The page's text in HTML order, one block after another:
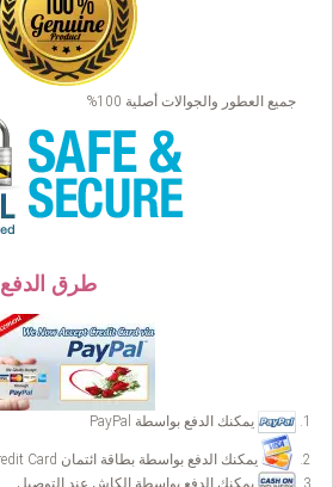
جميع العطور والجوالات أصلية 100%
Payment Options طرق الدفع
يمكنك الدفع بواسطة PayPal
يمكنك الدفع بواسطة بطاقة ائتمان Credit Card عبر PayPal